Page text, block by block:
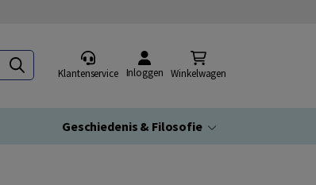
Klantenservice Inloggen Winkelwagen
Geschiedenis & Filosofie